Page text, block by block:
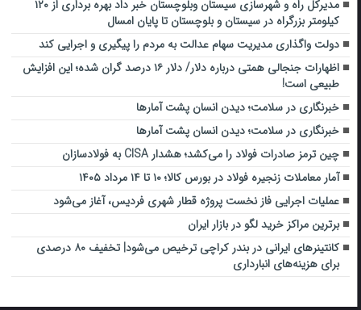
مدیرکل راه و شهرسازی سیستان وبلوچستان خبر داد بهره برداری از ۱۲۰
کیلومتر بزرگراه در سیستان و بلوچستان تا پایان امسال
دولت واگذاری مدیریت سهام عدالت به مردم را پیگیری و اجرایی کند
اظهارات جنجالی همتی درباره دلار/ دلار ۱۶ درصد گران شده؛ این افزایش
طبیعی است!
خبرنگاری در سلامت؛ دیدن انسان پشت آمارها
خبرنگاری در سلامت؛ دیدن انسان پشت آمارها
چین ترمز صادرات فولاد را می‌کشد؛ هشدار CISA به فولادسازان
آمار معاملات زنجیره فولاد در بورس کالا؛ ۱۰ تا ۱۴ مرداد ۱۴۰۵
عملیات اجرایی فاز نخست پروژه قطار شهری فردیس، آغاز می‌شود
برترین مراکز خرید لگو در بازار ایران
کانتینرهای ایرانی در بندر کراچی ترخیص می‌شود| تخفیف ۸۰ درصدی
برای هزینه‌های انبارداری